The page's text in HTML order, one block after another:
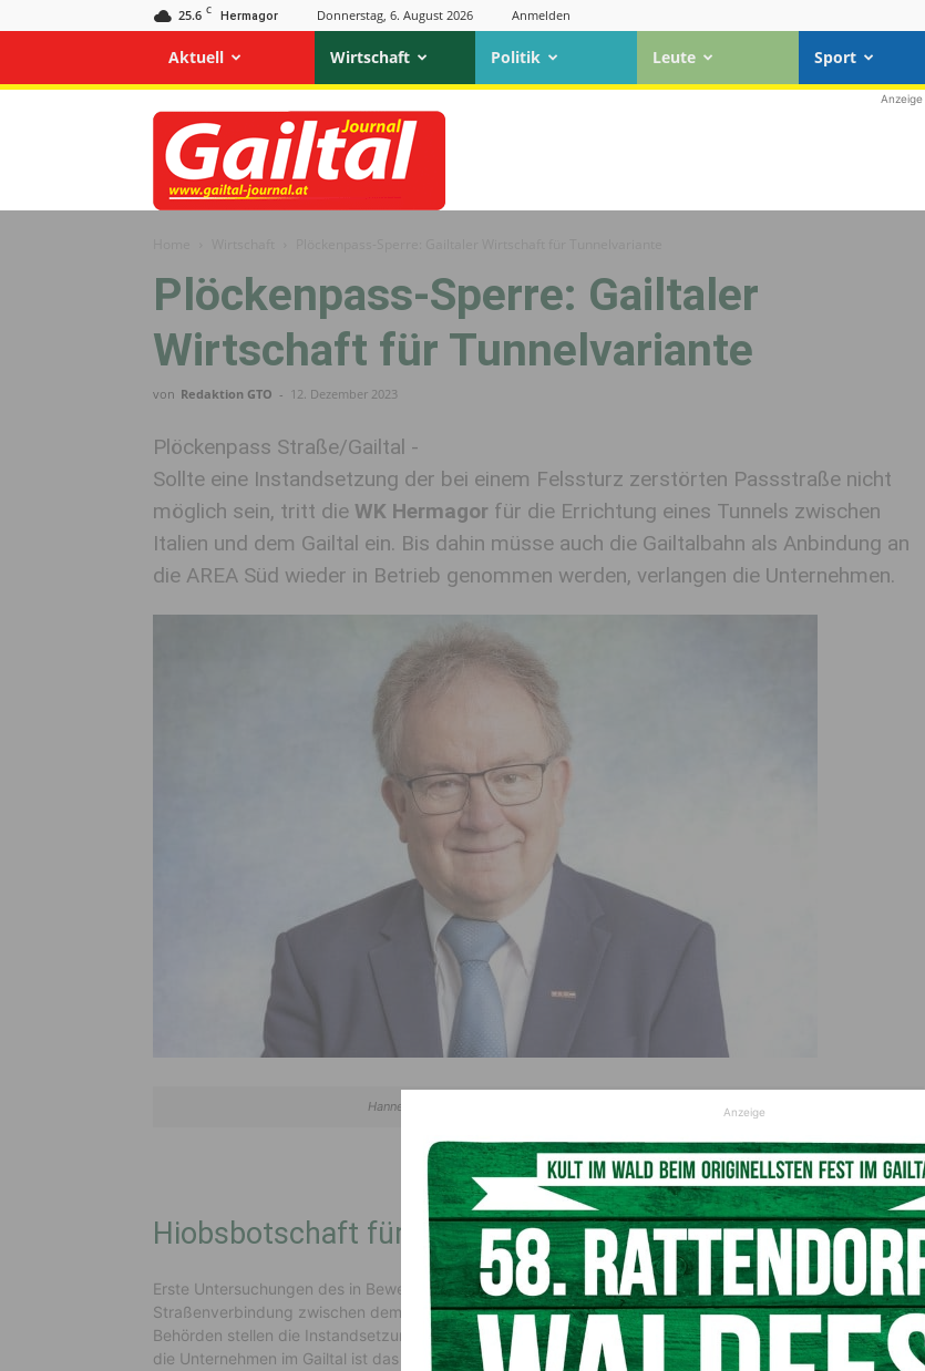
25.6 C Hermagor Donnerstag, 6. August 2026 Anmelden
Aktuell Wirtschaft Politik Leute Sport
Gailtal
Journal
Anzeige
Plöckenpass-Sperre: Gailtaler
Wirtschaft für Tunnelvariante
von Redaktion GTO - 12. Dezember 2023
Plöckenpass Straße/Gailtal -
Sollte eine Instandsetzung der bei einem Felssturz zerstörten Passstraße nicht
möglich sein, tritt die WK Hermagor für die Errichtung eines Tunnels zwischen
Italien und dem Gailtal ein. Bis dahin müsse auch die Gailtalbahn als Anbindung an
die AREA Süd wieder in Betrieb genommen werden, verlangen die Unternehmen.
Hannes Kandolf, Obmann der Wirtschaftskammer Hermagor
Hiobsbotschaft für die Unternehmen im Gailtal
Erste Untersuchungen des in Bewegung geratenen Berghangs am Kleinen Pal, der Anfang Dezember die
Straßenverbindung zwischen dem Gailtal und dem Friaul schwer beschädigt hat, durch die italienischen
Behörden stellen die Instandsetzung der nicht nur für den Tourismus wichtigen Passstraße in Frage. Für
die Unternehmen im Gailtal ist das eine Hiobsbotschaft: „Wenn die Wiederherstellung der Straße und deren
Anzeige